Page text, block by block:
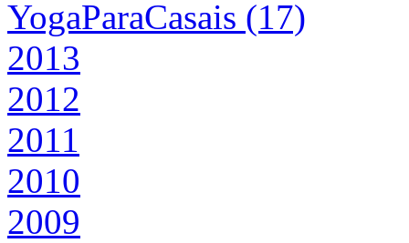
YogaParaCasais (17)
2013
2012
2011
2010
2009